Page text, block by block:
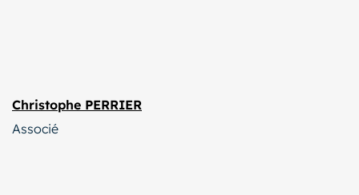
Christophe PERRIER
Associé